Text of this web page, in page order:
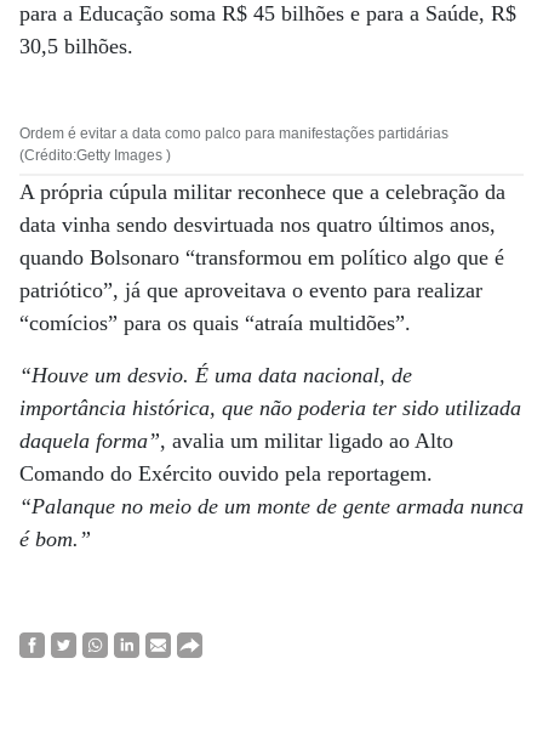
para a Educação soma R$ 45 bilhões e para a Saúde, R$
30,5 bilhões.
Ordem é evitar a data como palco para manifestações partidárias
(Crédito:Getty Images )
A própria cúpula militar reconhece que a celebração da
data vinha sendo desvirtuada nos quatro últimos anos,
quando Bolsonaro “transformou em político algo que é
patriótico”, já que aproveitava o evento para realizar
“comícios” para os quais “atraía multidões”.
“Houve um desvio. É uma data nacional, de
importância histórica, que não poderia ter sido utilizada
daquela forma”, avalia um militar ligado ao Alto
Comando do Exército ouvido pela reportagem.
“Palanque no meio de um monte de gente armada nunca
é bom.”